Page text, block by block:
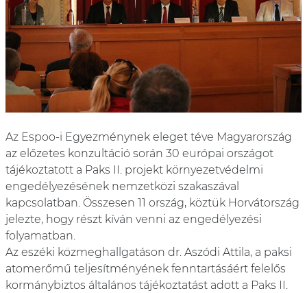
Az Espoo-i Egyezménynek eleget téve Magyarország
az előzetes konzultáció során 30 európai országot
tájékoztatott a Paks II. projekt környezetvédelmi
engedélyezésének nemzetközi szakaszával
kapcsolatban. Összesen 11 ország, köztük Horvátország
jelezte, hogy részt kíván venni az engedélyezési
folyamatban.
Az eszéki közmeghallgatáson dr. Aszódi Attila, a paksi
atomerőmű teljesítményének fenntartásáért felelős
kormánybiztos általános tájékoztatást adott a Paks II.